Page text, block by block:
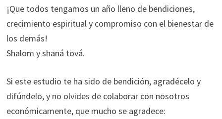
¡Que todos tengamos un año lleno de bendiciones,
crecimiento espiritual y compromiso con el bienestar de
los demás!
Shalom y shaná tová.
Si este estudio te ha sido de bendición, agradécelo y
difúndelo, y no olvides de colaborar con nosotros
económicamente, que mucho se agradece: